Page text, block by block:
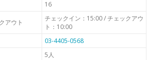
16
アウト
チェックイン：15:00 / チェックアウ
ト：10:00
03-4405-0568
5人